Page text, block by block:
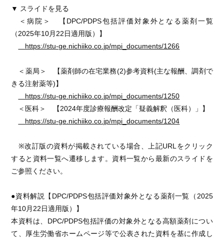
▼ スライドを見る
＜病院＞ 【DPC/PDPS包括評価対象外となる薬剤一覧
（2025年10月22日適用版）】
https://stu-ge.nichiiko.co.jp/mpi_documents/1266
＜薬局＞ 【薬剤師の在宅業務(2)参考資料(主な報酬、調剤で
きる注射薬等)】
https://stu-ge.nichiiko.co.jp/mpi_documents/1250
＜医科＞ 【2024年度診療報酬改定「疑義解釈（医科）」】
https://stu-ge.nichiiko.co.jp/mpi_documents/1204
※改訂版の資料が掲載されている場合、上記URLをクリック
すると資料一覧へ遷移します。資料一覧から最新のスライドを
ご参照ください。
●資料解説【DPC/PDPS包括評価対象外となる薬剤一覧（2025
年10月22日適用版）】
本資料は、DPC/PDPS包括評価の対象外となる高額薬剤につい
て、厚生労働省ホームページ等で公表された資料を基に作成し